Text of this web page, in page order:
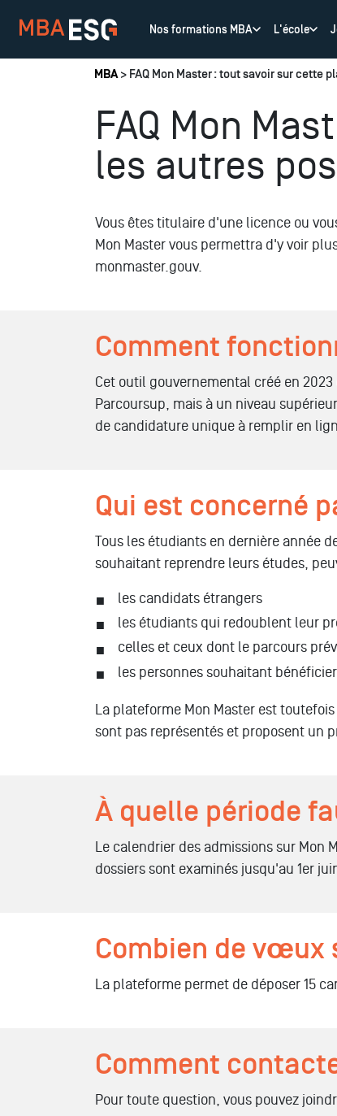
Vous êtes ici
MBA> FAQ Mon Master : tout savoir sur cette
FAQ Mon
les autres
Vous êtes titulaire d'une licence ou
Mon Master vous permettra d'y voir
monmaster.gouv.
Comment
Cet outil gouvernemental créé en
Parcoursup, mais à un niveau
de candidature unique à remplir en
Qui est concerné
Tous les étudiants en dernière année
souhaitant reprendre leurs études,
les candidats étrangers
les étudiants qui redoublent leur
celles et ceux dont le parcours
les personnes souhaitant
La plateforme Mon Master est
sont pas représentés et proposent un
À quelle période
Le calendrier des admissions sur Mon
dossiers sont examinés jusqu'au 1er
Combien de vœux
La plateforme permet de déposer 15
Comment
Pour toute question, vous pouvez
Nos formations MBA L'école